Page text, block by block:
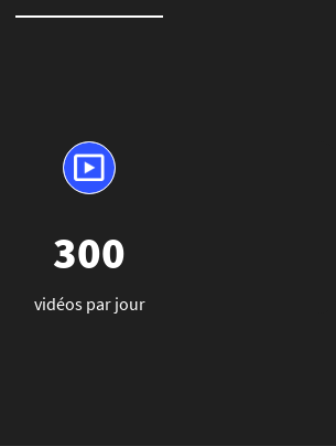
300
vidéos par jour